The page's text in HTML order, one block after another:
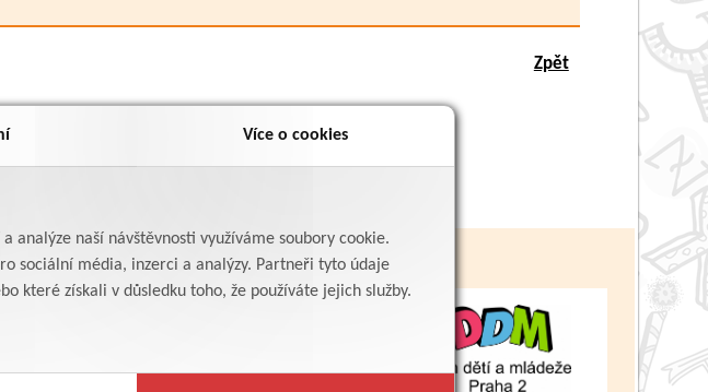
Více o cookies
analýze naší návštěvnosti využíváme soubory cookie.
sociální média, inzerci a analýzy. Partneři tyto údaje
které získali v důsledku toho, že používáte jejich služby.
Zpět